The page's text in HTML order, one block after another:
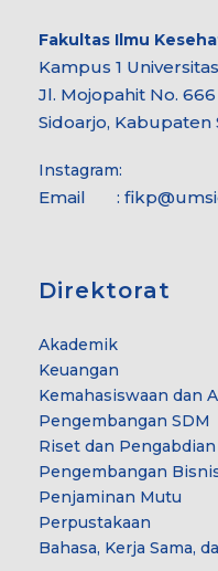
Fakultas Ilmu
Kampus 1
Jl. Mojopahit No.
Sidoarjo, Kabupaten
Instagram:
Email :
Direktorat
Akademik
Keuangan
Kemahasiswaan dan
Pengembangan SDM
Riset dan
Pengembangan
Penjaminan Mutu
Perpustakaan
Bahasa, Kerja Sama,